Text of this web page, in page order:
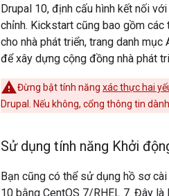
Drupal 10, định cấu hình kết nối
chỉnh. Kickstart cũng bao gồm
cho nhà phát triển, trang danh
để xây dựng cộng đồng nhà phát
Đừng bật tính năng xác thực hai
Drupal. Nếu không, cổng thông tin
Sử dụng tính năng Khởi
Bạn cũng có thể sử dụng hồ sơ
10 bằng CentOS 7/RHEL 7. Đây